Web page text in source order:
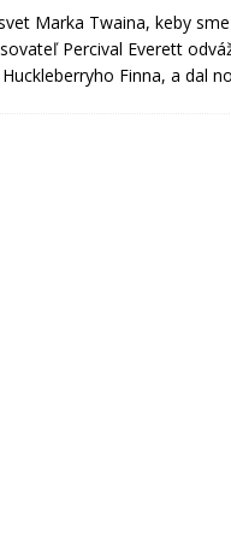
Marka Twaina, keby
Percival Everett
Finna, a dal